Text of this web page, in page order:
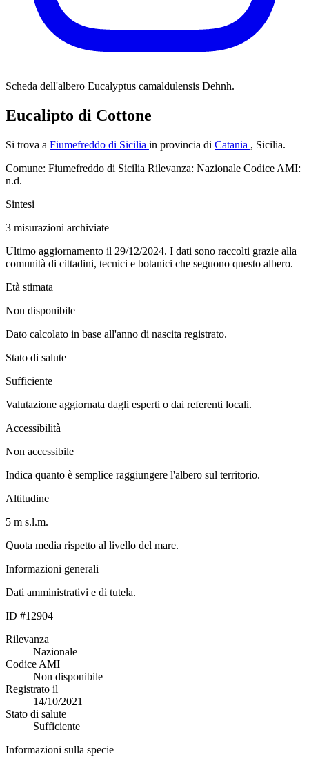
Scheda dell'albero Eucalyptus camaldulensis Dehnh.
Eucalipto di Cottone
Si trova a Fiumefreddo di Sicilia in provincia di Catania , Sicilia.
Comune: Fiumefreddo di Sicilia Rilevanza: Nazionale Codice AMI:
n.d.
Sintesi
3 misurazioni archiviate
Ultimo aggiornamento il 29/12/2024. I dati sono raccolti grazie alla
comunità di cittadini, tecnici e botanici che seguono questo albero.
Età stimata
Non disponibile
Dato calcolato in base all'anno di nascita registrato.
Stato di salute
Sufficiente
Valutazione aggiornata dagli esperti o dai referenti locali.
Accessibilità
Non accessibile
Indica quanto è semplice raggiungere l'albero sul territorio.
Altitudine
5 m s.l.m.
Quota media rispetto al livello del mare.
Informazioni generali
Dati amministrativi e di tutela.
ID #12904
Rilevanza
Nazionale
Codice AMI
Non disponibile
Registrato il
14/10/2021
Stato di salute
Sufficiente
Informazioni sulla specie